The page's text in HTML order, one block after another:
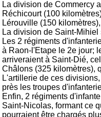
La division de Commercy
Réchicourt (100
Lérouville (150
La division de Saint-
Les 2 régiments
à Raon-l'Etape le 2e jour;
arriveraient à Saint-Dié,
Châlons (325 kilomètres),
L'artillerie de ces
près les troupes
Enfin, 2 régiments
Saint-Nicolas, formant ce
pourraient être chargés